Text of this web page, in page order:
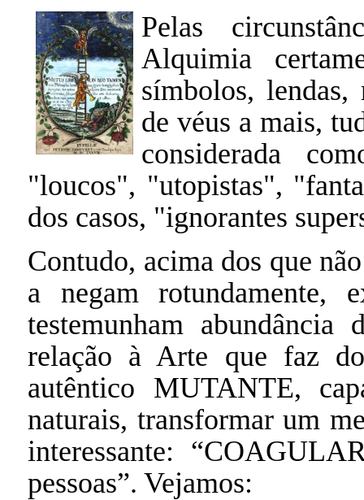
Pelas
Alquimia
símbolos,
de véus a mais,
considerada
"loucos", "utopistas",
dos casos, "ignorantes
Contudo, acima dos que
a negam rotundamente,
testemunham abundância
relação à Arte que faz
autêntico MUTANTE,
naturais, transformar um
interessante:
pessoas”. Vejamos: